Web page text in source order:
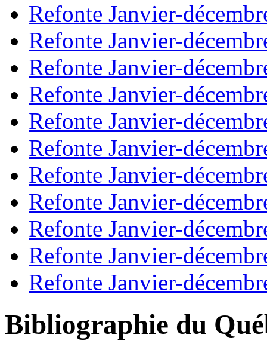
Refonte Janvier-
Refonte Janvier-
Refonte Janvier-
Refonte Janvier-
Refonte Janvier-
Refonte Janvier-
Refonte Janvier-
Refonte Janvier-
Refonte Janvier-
Refonte Janvier-
Refonte Janvier-
Bibliographie du